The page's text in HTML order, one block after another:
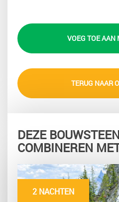
VOEG TOE AAN
TERUG NAAR
DEZE
COMBINEREN
2 NACHTEN